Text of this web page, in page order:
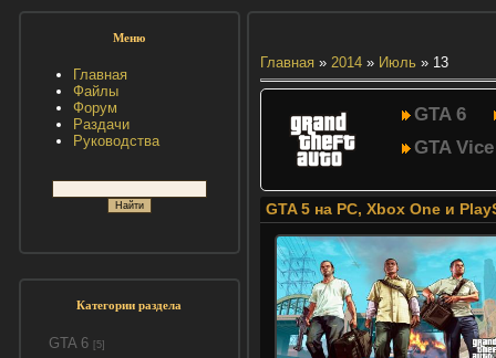
Меню
Главная
Файлы
Форум
Раздачи
Руководства
Категории раздела
GTA 6 [5]
Главная» 2014 » Июль » 13
GTA 6
GTA
GTA 5 на PC, Xbox One и